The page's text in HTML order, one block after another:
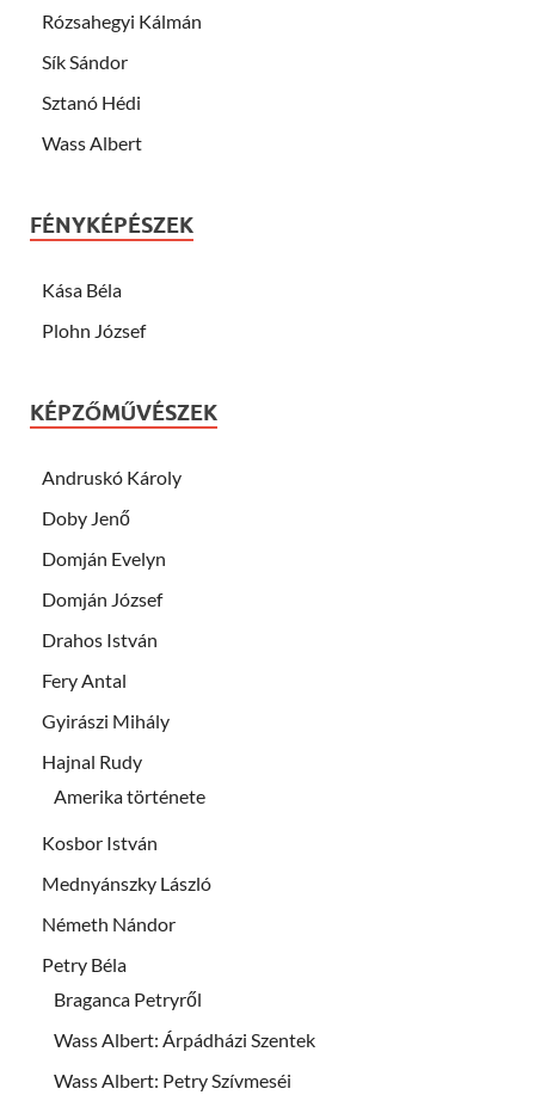
Rózsahegyi Kálmán
Sík Sándor
Sztanó Hédi
Wass Albert
FÉNYKÉPÉSZEK
Kása Béla
Plohn József
KÉPZŐMŰVÉSZEK
Andruskó Károly
Doby Jenő
Domján Evelyn
Domján József
Drahos István
Fery Antal
Gyirászi Mihály
Hajnal Rudy
Amerika története
Kosbor István
Mednyánszky László
Németh Nándor
Petry Béla
Braganca Petryről
Wass Albert: Árpádházi Szentek
Wass Albert: Petry Szívmeséi